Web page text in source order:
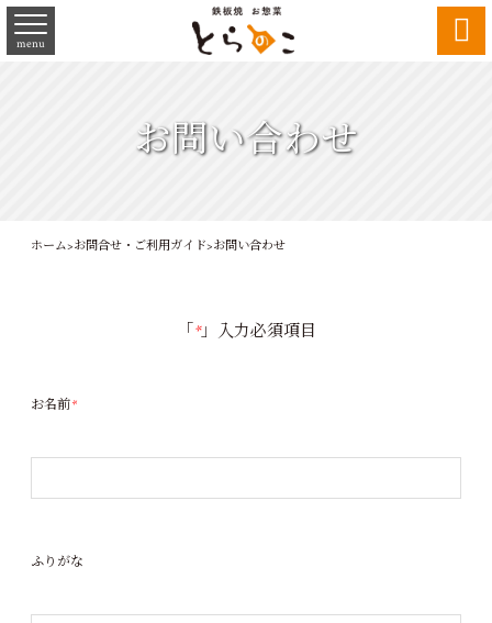
menu 
お問い合わせ
ホーム>お問合せ・ご利用ガイド>お問い合わせ
「 *」入力必須項目
お名前*
ふりがな